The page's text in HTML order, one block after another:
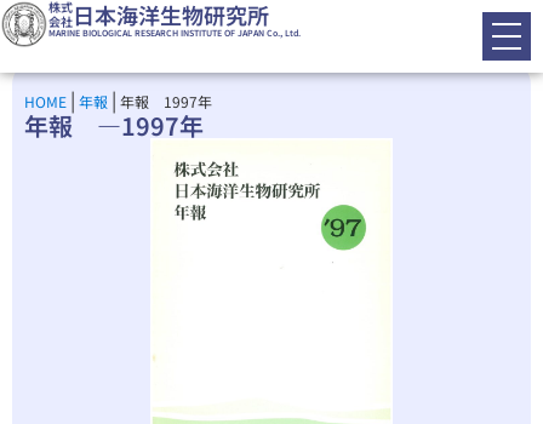
株式
会社日本海洋生物研究所
MARINE BIOLOGICAL RESEARCH INSTITUTE OF JAPAN Co., Ltd.
HOME | 年報 | 年報 1997年
年報 ―1997年